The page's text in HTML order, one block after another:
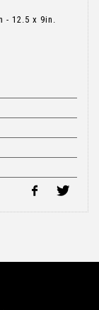
12.5 x 9in.